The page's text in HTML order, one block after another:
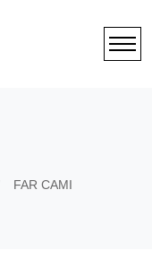
FAR CAMI